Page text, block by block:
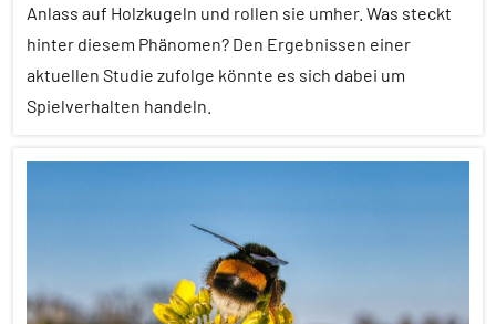
Insekten
und
Kognition
Anlass auf Holzkugeln und rollen sie umher. Was steckt
hinter diesem Phänomen? Den Ergebnissen einer
aktuellen Studie zufolge könnte es sich dabei um
Spielverhalten handeln.
Alle